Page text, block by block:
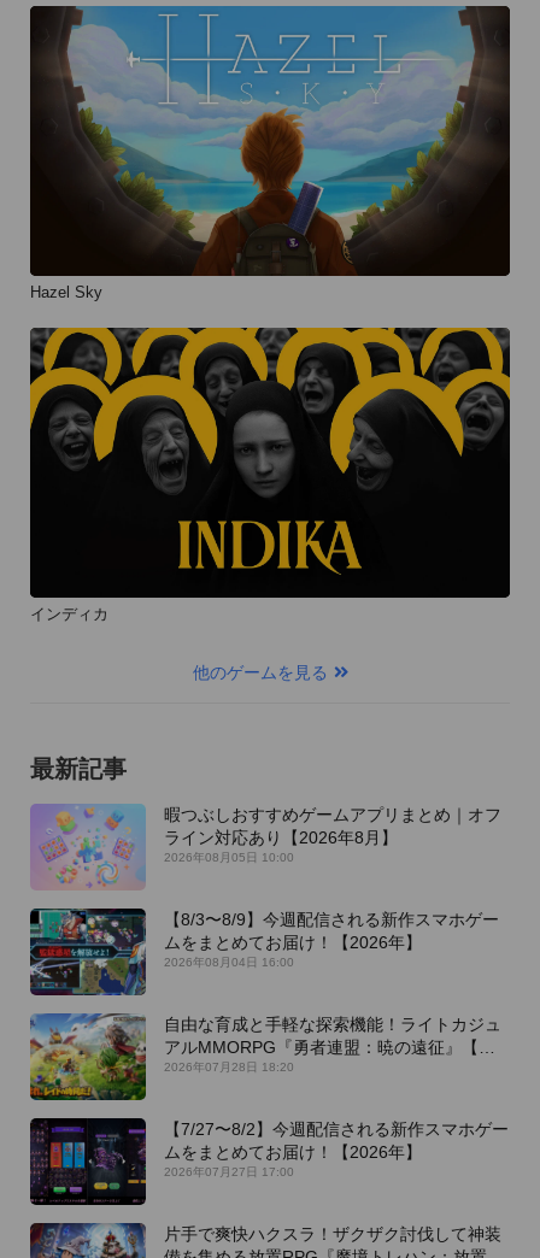
Hazel Sky
インディカ
他のゲームを見る
最新記事
暇つぶしおすすめゲームアプリまとめ｜オフ
ライン対応あり【2026年8月】
2026年08月05日 10:00
【8/3〜8/9】今週配信される新作スマホゲー
ムをまとめてお届け！【2026年】
2026年08月04日 16:00
自由な育成と手軽な探索機能！ライトカジュ
アルMMORPG『勇者連盟：暁の遠征』【最
新作PICKUP】
2026年07月28日 18:20
【7/27〜8/2】今週配信される新作スマホゲー
ムをまとめてお届け！【2026年】
2026年07月27日 17:00
片手で爽快ハクスラ！ザクザク討伐して神装